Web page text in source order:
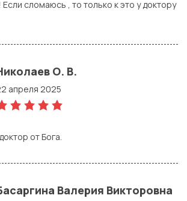
сломаюсь , то только к это у доктору
О. В.
апреля 2025
от Бога.
Валерия Викторовна